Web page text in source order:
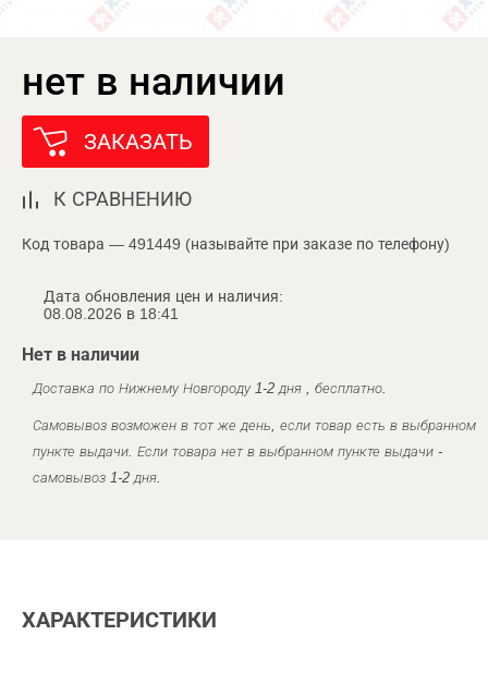
нет в наличии
ЗАКАЗАТЬ
К СРАВНЕНИЮ
Код товара — 491449 (называйте при заказе по телефону)
Дата обновления цен и наличия:
08.08.2026 в 18:41
Нет в наличии
Доставка по Нижнему Новгороду 1-2 дня , бесплатно.
Самовывоз возможен в тот же день, если товар есть в выбранном
пункте выдачи. Если товара нет в выбранном пункте выдачи -
самовывоз 1-2 дня.
ХАРАКТЕРИСТИКИ